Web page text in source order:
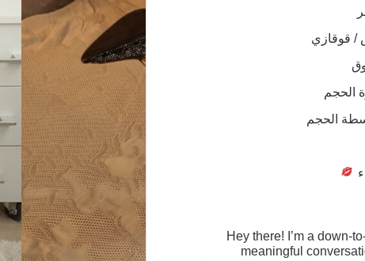
/ قوقازي
الحجم
الحجم
Hey there! I’m a down-
meaningful